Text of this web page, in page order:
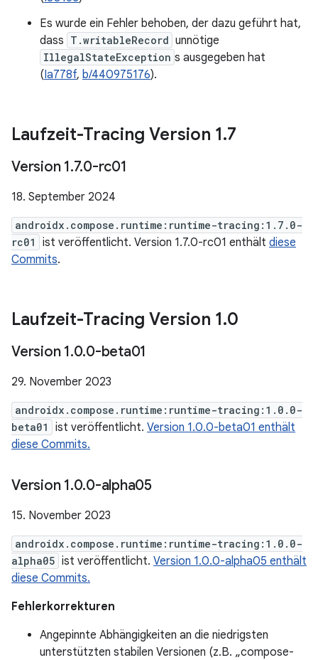
Es wurde ein Fehler behoben, der dazu geführt hat,
dass T.writableRecord unnötige
IllegalStateException s ausgegeben hat
(Ia778f, b/440975176).
Laufzeit-Tracing Version 1.7
Version 1.7.0-rc01
18. September 2024
androidx.compose.runtime:runtime-tracing:1.7.0-
rc01
ist veröffentlicht. Version 1.7.0-rc01 enthält diese
Commits.
Laufzeit-Tracing Version 1.0
Version 1.0.0-beta01
29. November 2023
androidx.compose.runtime:runtime-tracing:1.0.0-
beta01
ist veröffentlicht. Version 1.0.0-beta01 enthält
diese Commits.
Version 1.0.0-alpha05
15. November 2023
androidx.compose.runtime:runtime-tracing:1.0.0-
alpha05 ist veröffentlicht. Version 1.0.0-alpha05 enthält
diese Commits.
Fehlerkorrekturen
Angepinnte Abhängigkeiten an die niedrigsten
unterstützten stabilen Versionen (z.B. „compose-